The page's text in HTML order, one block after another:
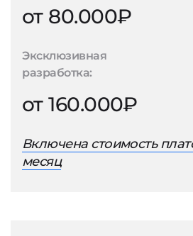
от 80.000₽
Эксклюзивная
разработка:
от 160.000₽
Включена стоимость
месяц